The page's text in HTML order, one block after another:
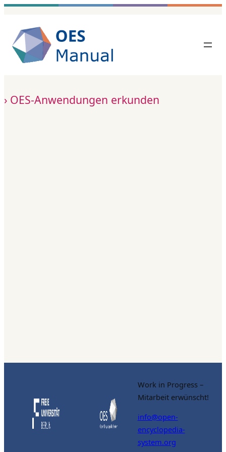
Zum
springen
OES-Anwendungen erkunden
Work in Progress –
Mitarbeit erwünscht!
info@open-
encyclopedia-
system.org